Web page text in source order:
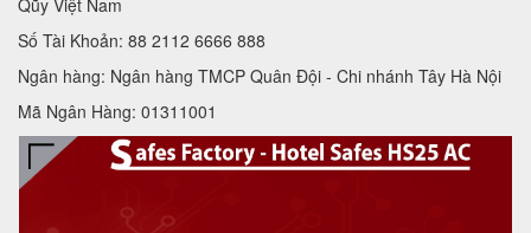
Số Tài Khoản: 88 2112 6666 888
Ngân hàng: Ngân hàng TMCP Quân Đội - Chi nhánh Tây Hà Nội
Mã Ngân Hàng: 01311001